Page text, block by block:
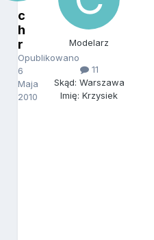
c
h
r
Opublikowano
6
Maja
2010
Modelarz
11
Skąd: Warszawa
Imię: Krzysiek